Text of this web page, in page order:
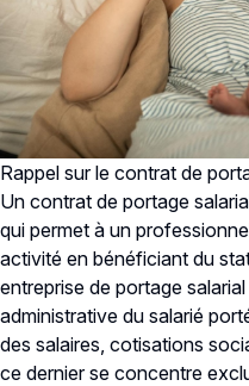
Rappel sur le contrat de
Un contrat de portage
qui permet à un
activité en bénéficiant du
entreprise de portage
administrative du salarié
des salaires, cotisations
ce dernier se concentre